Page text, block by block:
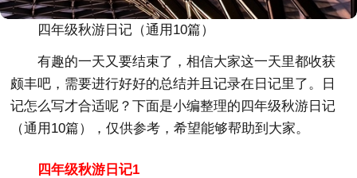
四年级秋游日记（通用10篇）
有趣的一天又要结束了，相信大家这一天里都收获
颇丰吧，需要进行好好的总结并且记录在日记里了。日
记怎么写才合适呢？下面是小编整理的四年级秋游日记
（通用10篇），仅供参考，希望能够帮助到大家。
四年级秋游日记1